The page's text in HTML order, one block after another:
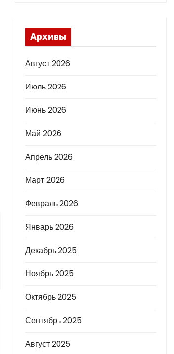
Архивы
Август 2026
Июль 2026
Июнь 2026
Май 2026
Апрель 2026
Март 2026
Февраль 2026
Январь 2026
Декабрь 2025
Ноябрь 2025
Октябрь 2025
Сентябрь 2025
Август 2025